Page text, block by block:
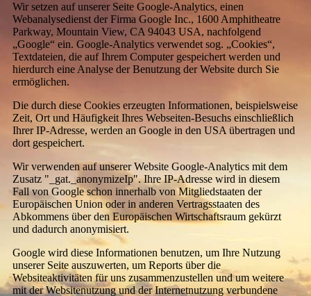
Wir setzen auf unserer Seite Google-Analytics, einen
Webanalysedienst der Firma Google Inc., 1600 Amphitheatre
Parkway, Mountain View, CA 94043 USA, nachfolgend
„Google“ ein. Google-Analytics verwendet sog. „Cookies“,
Textdateien, die auf Ihrem Computer gespeichert werden und
hierdurch eine Analyse der Benutzung der Website durch Sie
ermöglichen.
Die durch diese Cookies erzeugten Informationen, beispielsweise
Zeit, Ort und Häufigkeit Ihres Webseiten-Besuchs einschließlich
Ihrer IP-Adresse, werden an Google in den USA übertragen und
dort gespeichert.
Wir verwenden auf unserer Website Google-Analytics mit dem
Zusatz "_gat._anonymizeIp". Ihre IP-Adresse wird in diesem
Fall von Google schon innerhalb von Mitgliedstaaten der
Europäischen Union oder in anderen Vertragsstaaten des
Abkommens über den Europäischen Wirtschaftsraum gekürzt
und dadurch anonymisiert.
Google wird diese Informationen benutzen, um Ihre Nutzung
unserer Seite auszuwerten, um Reports über die
Websiteaktivitäten für uns zusammenzustellen und um weitere
mit der Websitenutzung und der Internetnutzung verbundene